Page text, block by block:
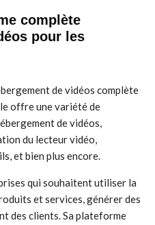
complète
pour les
de vidéos complète
offre une variété de
de vidéos,
du lecteur vidéo,
et bien plus encore.
qui souhaitent utiliser la
et services, générer des
des clients. Sa plateforme